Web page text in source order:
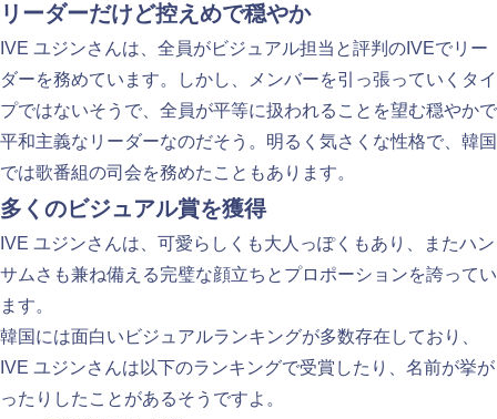
リーダーだけど控えめで穏やか
IVE ユジンさんは、全員がビジュアル担当と評判のIVEでリー
ダーを務めています。しかし、メンバーを引っ張っていくタイ
プではないそうで、全員が平等に扱われることを望む穏やかで
平和主義なリーダーなのだそう。明るく気さくな性格で、韓国
では歌番組の司会を務めたこともあります。
多くのビジュアル賞を獲得
IVE ユジンさんは、可愛らしくも大人っぽくもあり、またハン
サムさも兼ね備える完璧な顔立ちとプロポーションを誇ってい
ます。
韓国には面白いビジュアルランキングが多数存在しており、
IVE ユジンさんは以下のランキングで受賞したり、名前が挙が
ったりしたことがあるそうですよ。